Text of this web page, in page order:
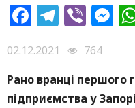
Facebook
02.12.2021
764
Рано вранці першого
підприємства у